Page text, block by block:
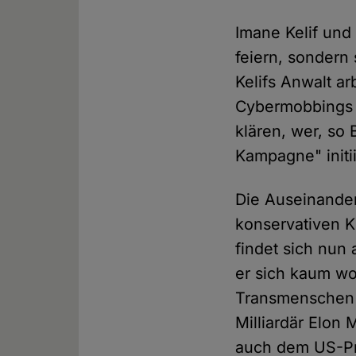
Imane Kelif
feiern, sondern
Kelifs Anwalt
klären, wer, so
Kampagne"
Die
konservativen
findet sich nun
er sich kaum
Milliardär Elon
auch dem US-